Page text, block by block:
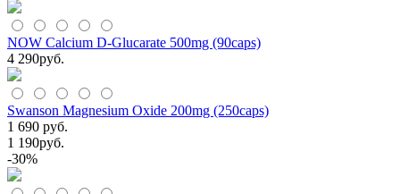
NOW Calcium D-Glucarate 500mg (90caps)
4 290руб.
Swanson Magnesium Oxide 200mg (250caps)
1 690 руб.
1 190руб.
-30%